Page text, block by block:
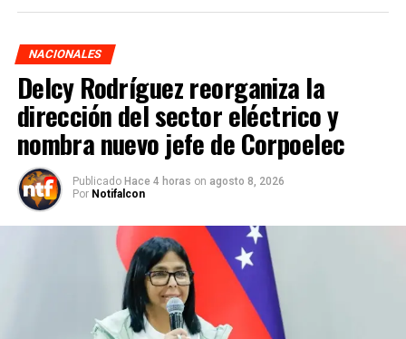
NACIONALES
Delcy Rodríguez reorganiza la
dirección del sector eléctrico y
nombra nuevo jefe de Corpoelec
Publicado Hace 4 horas on agosto 8, 2026
Por Notifalcon